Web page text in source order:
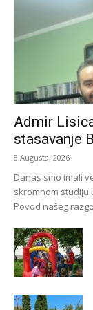
Admir
stasavanje
8 Augusta, 2026
Danas smo imali
skromnom studiju
Povod našeg